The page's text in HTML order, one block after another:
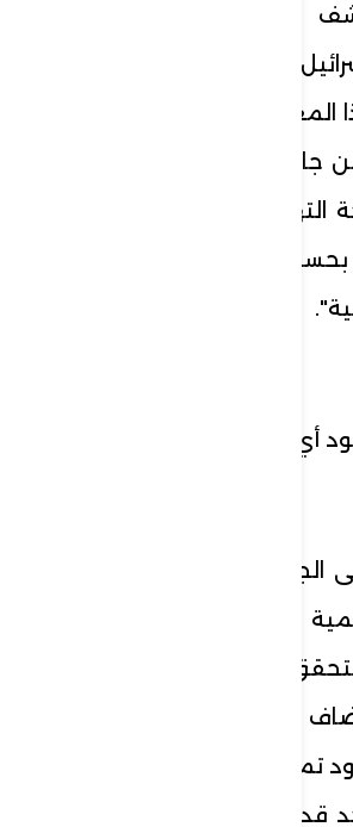
وسط مخاوف أمنية
من تسلل المخدرات
المعبر الحساس، في ظل
الجيش الإسرائيلي
غير المسبوقة،
المصادر — إلى ما
أي تعليمات رسمية
الجيش الإسرائيلي وجود
من هذا النوع، وقال
لا توجد مثل هذه
مصدر أمني رفيع
قدرة مطلقة على منع